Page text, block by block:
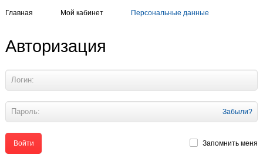
Главная Мой кабинет Персональные данные
Авторизация
Забыли?
Запомнить меня